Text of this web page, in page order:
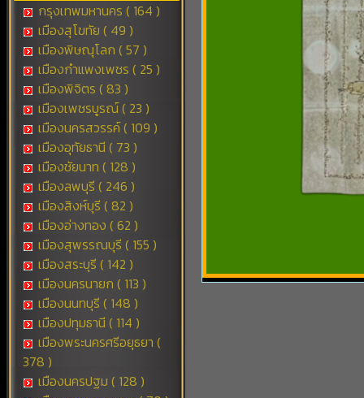
กรุงเทพมหานคร ( 164 )
เมืองสุโขทัย ( 49 )
เมืองพิษณุโลก ( 57 )
เมืองกำแพงเพชร ( 25 )
เมืองพิจิตร ( 83 )
เมืองเพชรบูรณ์ ( 23 )
เมืองนครสวรรค์ ( 109 )
เมืองอุทัยธานี ( 73 )
เมืองชัยนาท ( 128 )
เมืองลพบุรี ( 246 )
เมืองสิงห์บุรี ( 82 )
เมืองอ่างทอง ( 62 )
เมืองสุพรรณบุรี ( 155 )
เมืองสระบุรี ( 142 )
เมืองนครนายก ( 113 )
เมืองนนทบุรี ( 148 )
เมืองปทุมธานี ( 114 )
เมืองพระนครศรีอยุธยา (
378 )
เมืองนครปฐม ( 128 )